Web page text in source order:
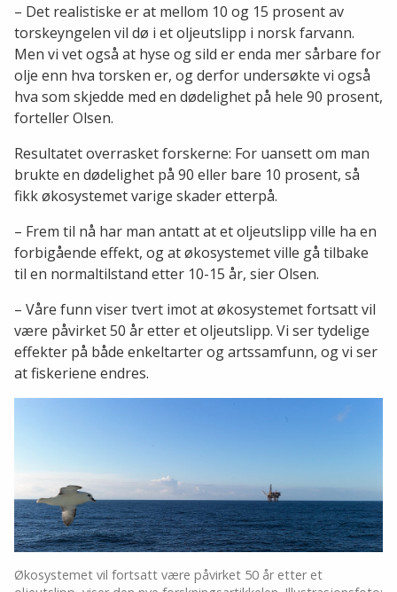
– Det realistiske er at mellom 10 og 15 prosent av
torskeyngelen vil dø i et oljeutslipp i norsk farvann.
Men vi vet også at hyse og sild er enda mer sårbare for
olje enn hva torsken er, og derfor undersøkte vi også
hva som skjedde med en dødelighet på hele 90 prosent,
forteller Olsen.
Resultatet overrasket forskerne: For uansett om man
brukte en dødelighet på 90 eller bare 10 prosent, så
fikk økosystemet varige skader etterpå.
– Frem til nå har man antatt at et oljeutslipp ville ha en
forbigående effekt, og at økosystemet ville gå tilbake
til en normaltilstand etter 10-15 år, sier Olsen.
– Våre funn viser tvert imot at økosystemet fortsatt vil
være påvirket 50 år etter et oljeutslipp. Vi ser tydelige
effekter på både enkeltarter og artssamfunn, og vi ser
at fiskeriene endres.
Økosystemet vil fortsatt være påvirket 50 år etter et